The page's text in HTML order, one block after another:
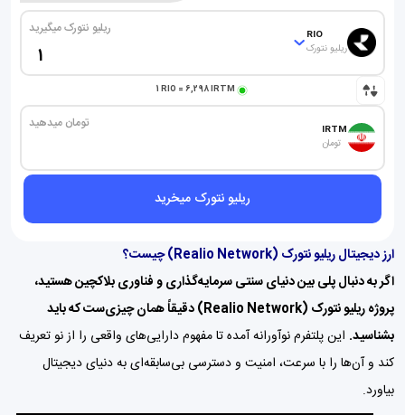
RIO
ریلیو نتورک
ریلیو نتورک میگیرید
1 RIO = 6,298IRTM
IRTM
تومان
تومان میدهید
ریلیو نتورک میخرید
ارز دیجیتال ریلیو نتورک (Realio Network) چیست؟
اگر به دنبال پلی بین دنیای سنتی سرمایه‌گذاری و فناوری بلاکچین هستید،
پروژه ریلیو نتورک (Realio Network) دقیقاً همان چیزی‌ست که باید
بشناسید. این پلتفرم نوآورانه آمده تا مفهوم دارایی‌های واقعی را از نو تعریف
کند و آن‌ها را با سرعت، امنیت و دسترسی بی‌سابقه‌ای به دنیای دیجیتال
بیاورد.